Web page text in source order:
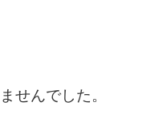
せんでした。